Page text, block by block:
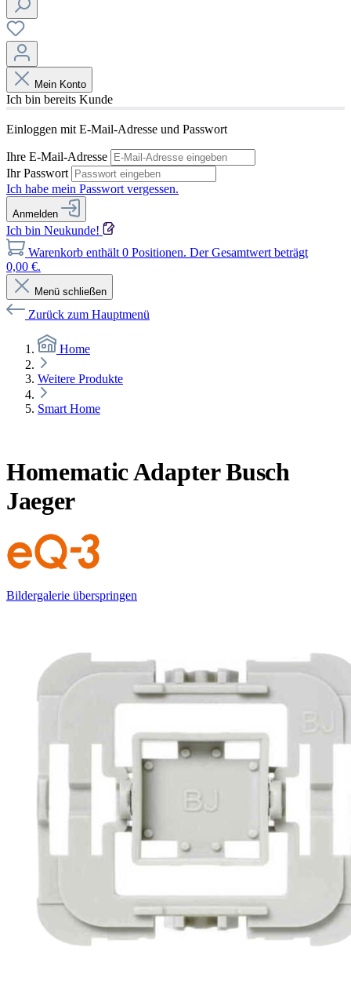
Mein Konto
Ich bin bereits Kunde
Einloggen mit E-Mail-Adresse und Passwort
Ihre E-Mail-Adresse
Ihr Passwort
Ich habe mein Passwort vergessen.
Anmelden
Ich bin Neukunde!
Warenkorb enthält 0 Positionen. Der Gesamtwert beträgt
0,00 €.
Menü schließen
Zurück zum Hauptmenü
Home
Weitere Produkte
Smart Home
Homematic Adapter Busch
Jaeger
Bildergalerie überspringen